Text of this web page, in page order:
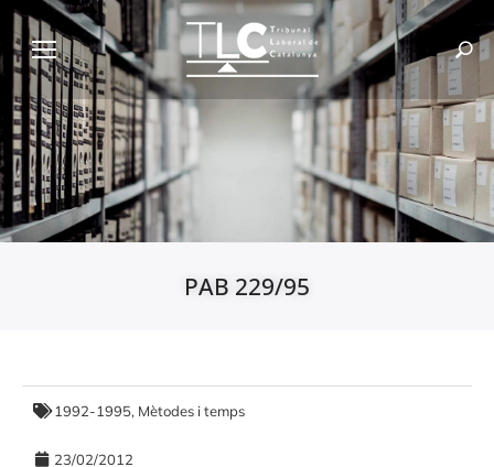
PAB 229/95
1992-1995, Mètodes i temps
23/02/2012